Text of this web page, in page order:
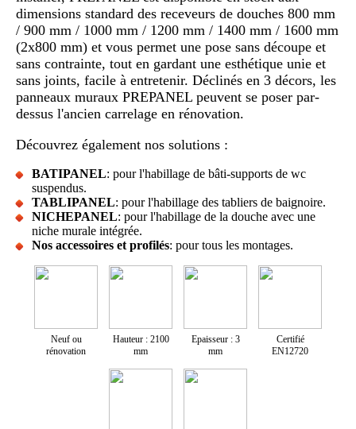
dimensions standard des receveurs de douches 800 mm
/ 900 mm / 1000 mm / 1200 mm / 1400 mm / 1600 mm
(2x800 mm) et vous permet une pose sans découpe et
sans contrainte, tout en gardant une esthétique unie et
sans joints, facile à entretenir. Déclinés en 3 décors, les
panneaux muraux PREPANEL peuvent se poser par-
dessus l'ancien carrelage en rénovation.
Découvrez également nos solutions :
BATIPANEL: pour l'habillage de bâti-supports de wc
suspendus.
TABLIPANEL: pour l'habillage des tabliers de baignoire.
NICHEPANEL: pour l'habillage de la douche avec une
niche murale intégrée.
Nos accessoires et profilés: pour tous les montages.
Neuf ou
rénovation
Hauteur : 2100
mm
Epaisseur : 3
mm
Certifié
EN12720